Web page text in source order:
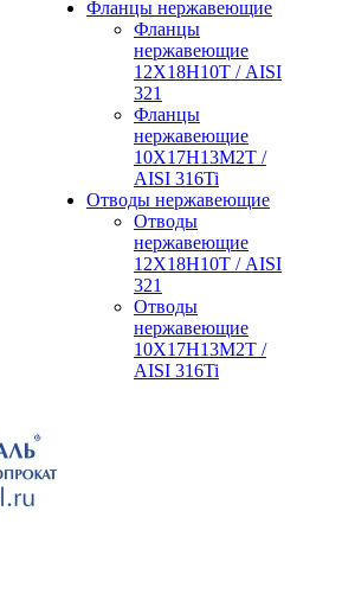
Фланцы нержавеющие
Фланцы
нержавеющие
12Х18Н10Т / AISI
321
Фланцы
нержавеющие
10Х17Н13М2Т /
AISI 316Ti
Отводы нержавеющие
Отводы
нержавеющие
12Х18Н10Т / AISI
321
Отводы
нержавеющие
10Х17Н13М2Т /
AISI 316Ti